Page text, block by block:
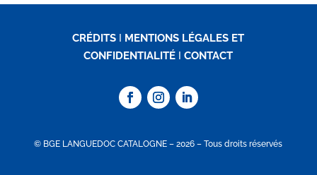
CRÉDITS I MENTIONS LÉGALES ET
CONFIDENTIALITÉ ICONTACT
© BGE LANGUEDOC CATALOGNE – 2026 – Tous droits réservés